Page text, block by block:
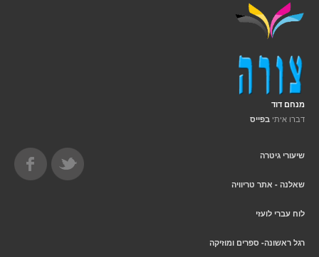
מנחם דוד
דברו איתי בפייס
שיעורי גיטרה
שאלנה - אתר טריוויה
לוח עברי לועזי
רגל ראשונה- ספרים ומוזיקה